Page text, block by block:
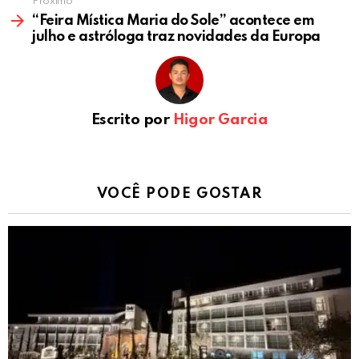
“Feira Mística Maria do Sole” acontece em
julho e astróloga traz novidades da Europa
Escrito por Higor Garcia
VOCÊ PODE GOSTAR